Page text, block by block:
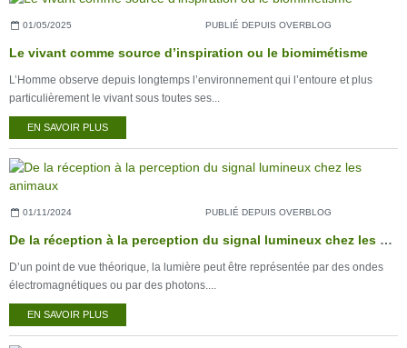
01/05/2025 PUBLIÉ DEPUIS OVERBLOG
Le vivant comme source d’inspiration ou le biomimétisme
L’Homme observe depuis longtemps l’environnement qui l’entoure et plus
particulièrement le vivant sous toutes ses...
EN SAVOIR PLUS
01/11/2024 PUBLIÉ DEPUIS OVERBLOG
De la réception à la perception du signal lumineux chez les animaux
D’un point de vue théorique, la lumière peut être représentée par des ondes
électromagnétiques ou par des photons....
EN SAVOIR PLUS